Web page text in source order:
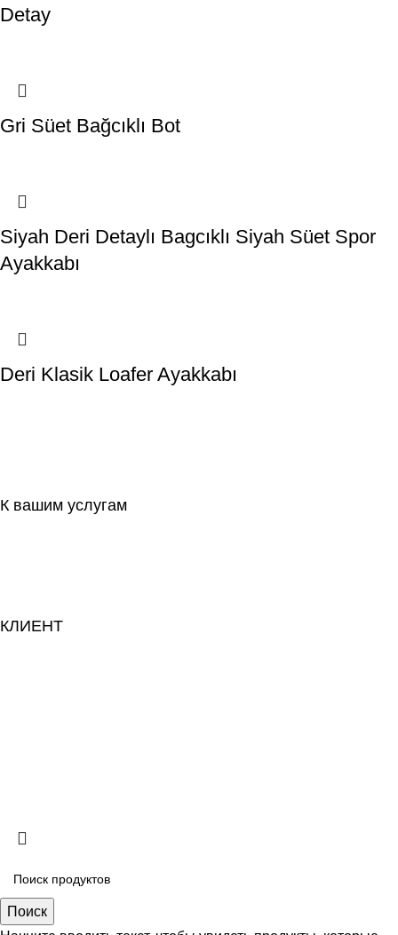
Detay
Gri Süet Bağcıklı Bot
Siyah Deri Detaylı Bagcıklı Siyah Süet Spor
Ayakkabı
Deri Klasik Loafer Ayakkabı
К вашим услугам
КЛИЕНТ
Поиск